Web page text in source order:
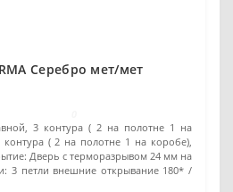
Серебро мет/мет
3 контура ( 2 на полотне 1 на
контура ( 2 на полотне 1 на коробе),
Дверь с терморазрывом 24 мм на
3 петли внешние открывание 180*